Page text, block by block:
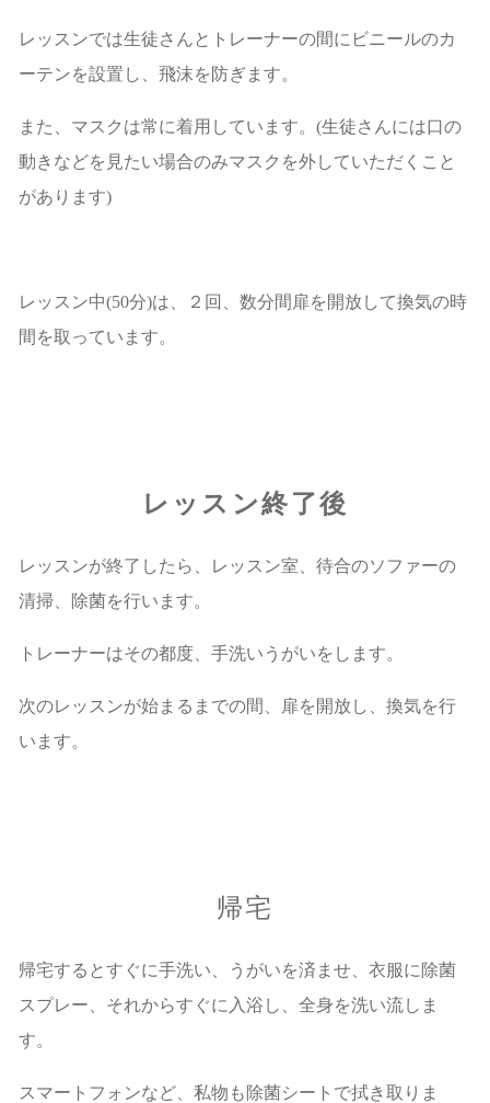
レッスンでは生徒さんとトレーナーの間にビニールのカ
ーテンを設置し、飛沫を防ぎます。
また、マスクは常に着用しています。(生徒さんには口の
動きなどを見たい場合のみマスクを外していただくこと
があります)
レッスン中(50分)は、２回、数分間扉を開放して換気の時
間を取っています。
レッスン終了後
レッスンが終了したら、レッスン室、待合のソファーの
清掃、除菌を行います。
トレーナーはその都度、手洗いうがいをします。
次のレッスンが始まるまでの間、扉を開放し、換気を行
います。
帰宅
帰宅するとすぐに手洗い、うがいを済ませ、衣服に除菌
スプレー、それからすぐに入浴し、全身を洗い流しま
す。
スマートフォンなど、私物も除菌シートで拭き取りま